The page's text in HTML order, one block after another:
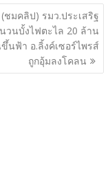
ชมคลิป) รมว.ประเสริฐ
วนบั้งไฟตะไล 20 ล้าน
นฟ้า อ.ลิ้งค์เซอร์ไพรส์
ถูกอุ้มลงโคลน